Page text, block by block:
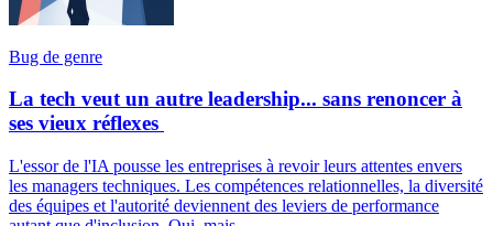
Bug de genre
La tech veut un autre leadership... sans renoncer à
ses vieux réflexes
L'essor de l'IA pousse les entreprises à revoir leurs attentes envers
les managers techniques. Les compétences relationnelles, la diversité
des équipes et l'autorité deviennent des leviers de performance